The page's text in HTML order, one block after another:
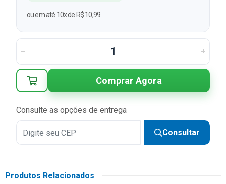
ou em até 10x de R$ 10,99
Comprar Agora
Consulte as opções de entrega
Consultar
Produtos Relacionados